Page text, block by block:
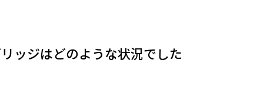
ッジはどのような状況でした